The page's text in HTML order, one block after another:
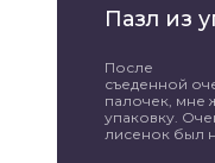
Пазл из
После
съеденной
палочек, мне
упаковку.
лисенок был